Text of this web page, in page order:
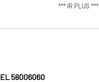
*** IR PLUS ***
58006060